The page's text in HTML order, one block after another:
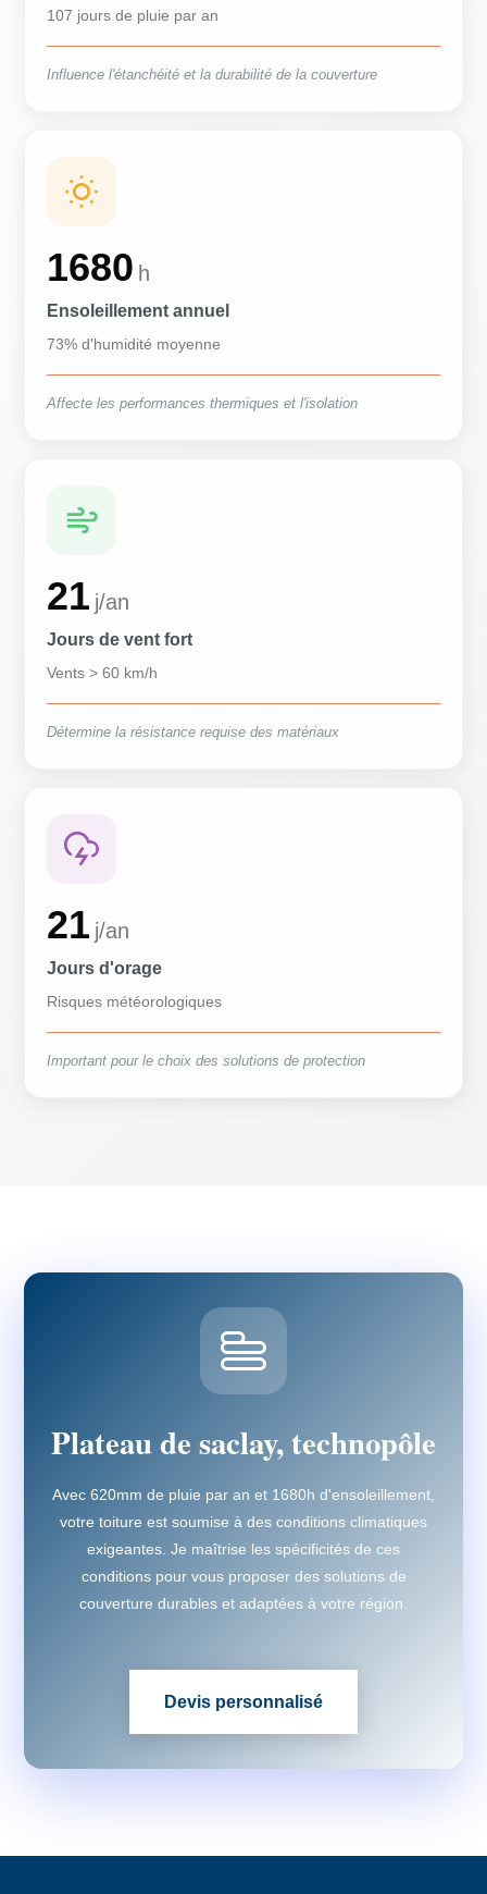
107 jours de pluie par an
Influence l'étanchéité et la durabilité de la couverture
1680 h
Ensoleillement annuel
73% d'humidité moyenne
Affecte les performances thermiques et l'isolation
21 j/an
Jours de vent fort
Vents > 60 km/h
Détermine la résistance requise des matériaux
21 j/an
Jours d'orage
Risques météorologiques
Important pour le choix des solutions de protection
Plateau de saclay, technopôle
Avec 620mm de pluie par an et 1680h d'ensoleillement,
votre toiture est soumise à des conditions climatiques
exigeantes. Je maîtrise les spécificités de ces
conditions pour vous proposer des solutions de
couverture durables et adaptées à votre région.
Devis personnalisé